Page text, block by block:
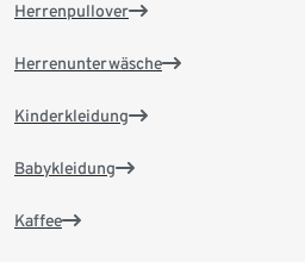
Herrenpullover
Herrenunterwäsche
Kinderkleidung
Babykleidung
Kaffee